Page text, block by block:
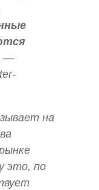
—
на
это, по